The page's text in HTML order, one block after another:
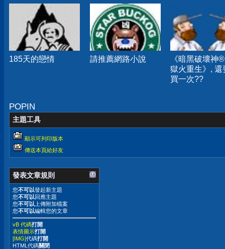
185天的戀情 請推薦網路小說
《暗黑破壞神
獄火重生》, 還
買一次??
POPIN
主題工具
顯示可列印版本
傳送本頁給好友
發表文章規則
您不可以發起新主題
您不可以回應主題
您不可以 上傳附加檔案
您不可以編輯您的文章
vB 代碼打開
表情圖示打開
[IMG]代碼打開
HTML代碼關閉